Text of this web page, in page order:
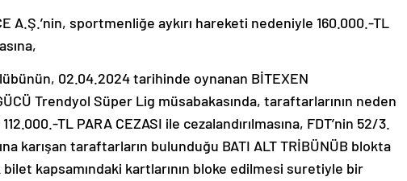
A.Ş.’nin, sportmenliğe aykırı hareketi nedeniyle 160.000.-TL
02.04.2024 tarihinde oynanan BİTEXEN
Trendyol Süper Lig müsabakasında, taraftarlarının neden
TL PARA CEZASI ile cezalandırılmasına, FDT’nin 52/3.
karışan taraftarların bulunduğu BATI ALT TRİBÜNÜB blokta
kapsamındaki kartlarının bloke edilmesi suretiyle bir